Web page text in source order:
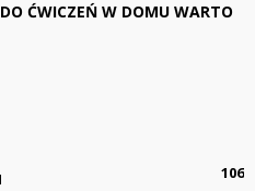
ĆWICZEŃ W DOMU WARTO
106